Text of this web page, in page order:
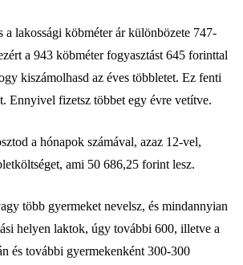
a lakossági köbméter ár különbözete 747-
a 943 köbméter fogyasztást 645 forinttal
kiszámolhasd az éves többletet. Ez fenti
Ennyivel fizetsz többet egy évre vetítve.
a hónapok számával, azaz 12-vel,
ami 50 686,25 forint lesz.
több gyermeket nevelsz, és mindannyian
helyen laktok, úgy további 600, illetve a
és további gyermekenként 300-300